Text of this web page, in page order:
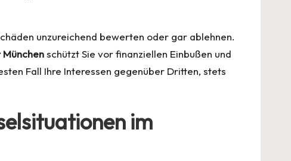
unzureichend bewerten oder gar ablehnen.
schützt Sie vor finanziellen Einbußen und
Fall Ihre Interessen gegenüber Dritten, stets
im